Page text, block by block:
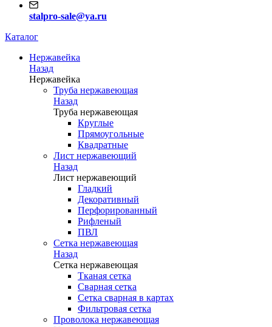
stalpro-sale@ya.ru
Каталог
Нержавейка
Назад
Нержавейка
Труба нержавеющая
Назад
Труба нержавеющая
Круглые
Прямоугольные
Квадратные
Лист нержавеющий
Назад
Лист нержавеющий
Гладкий
Декоративный
Перфорированный
Рифленый
ПВЛ
Сетка нержавеющая
Назад
Сетка нержавеющая
Тканая сетка
Сварная сетка
Сетка сварная в картах
Фильтровая сетка
Проволока нержавеющая